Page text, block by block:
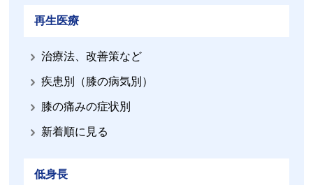
再生医療
治療法、改善策など
疾患別（膝の病気別）
膝の痛みの症状別
新着順に見る
低身長